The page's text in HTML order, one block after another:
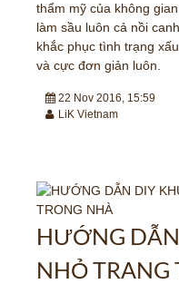
thẩm mỹ của không
làm sầu luôn cả nồi
khắc phục tình trạng
và cực đơn giản luôn.
22 Nov 2016, 15:59
LiK Vietnam
HƯỚNG
NHỎ TRANG